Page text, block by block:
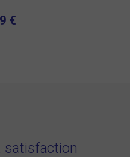
€
satisfaction